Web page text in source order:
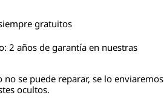
gratuitos
2 años de garantía en nuestras
se puede reparar, se lo enviaremos
ocultos.